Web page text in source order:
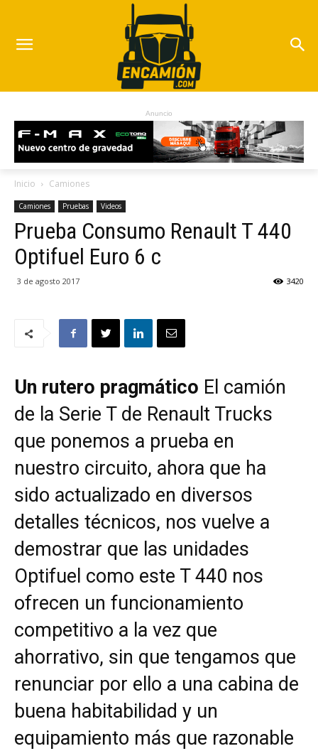
Anuncio
Inicio Camiones
Camiones Pruebas Videos
Prueba Consumo Renault T 440
Optifuel Euro 6 c
3 de agosto 2017 3420
Un rutero pragmático El camión
de la Serie T de Renault Trucks
que ponemos a prueba en
nuestro circuito, ahora que ha
sido actualizado en diversos
detalles técnicos, nos vuelve a
demostrar que las unidades
Optifuel como este T 440 nos
ofrecen un funcionamiento
competitivo a la vez que
ahorrativo, sin que tengamos que
renunciar por ello a una cabina de
buena habitabilidad y un
equipamiento más que razonable